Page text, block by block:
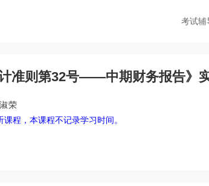
考试辅
计准则第32号——中期财务报告》
荣
程，本课程不记录学习时间。